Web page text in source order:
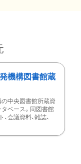
機構図書館蔵
中央図書館所蔵資
ベース。同図書館
会議資料、雑誌、